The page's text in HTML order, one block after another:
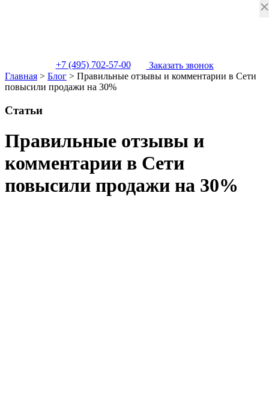
+7 (495) 702-57-00
Заказать звонок
Главная > Блог > Правильные отзывы и комментарии в Сети
повысили продажи на 30%
Статьи
Правильные отзывы и
комментарии в Сети
повысили продажи на 30%
×
×
×